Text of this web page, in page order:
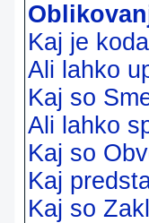
Kaj je
Ali lahko
Kaj so
Ali lahko
Kaj so
Kaj
Kaj so